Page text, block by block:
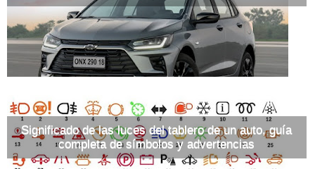
Significado de las luces del tablero de un auto, guía
completa de símbolos y advertencias